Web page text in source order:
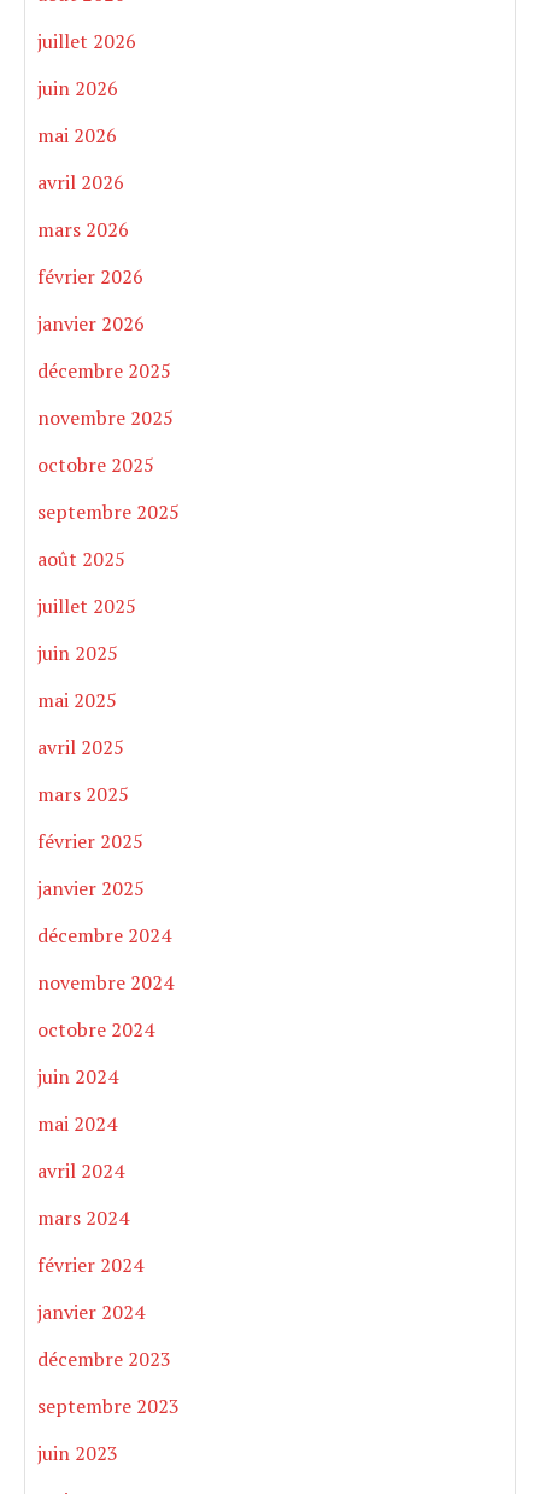
juillet 2026
juin 2026
mai 2026
avril 2026
mars 2026
février 2026
janvier 2026
décembre 2025
novembre 2025
octobre 2025
septembre 2025
août 2025
juillet 2025
juin 2025
mai 2025
avril 2025
mars 2025
février 2025
janvier 2025
décembre 2024
novembre 2024
octobre 2024
juin 2024
mai 2024
avril 2024
mars 2024
février 2024
janvier 2024
décembre 2023
septembre 2023
juin 2023